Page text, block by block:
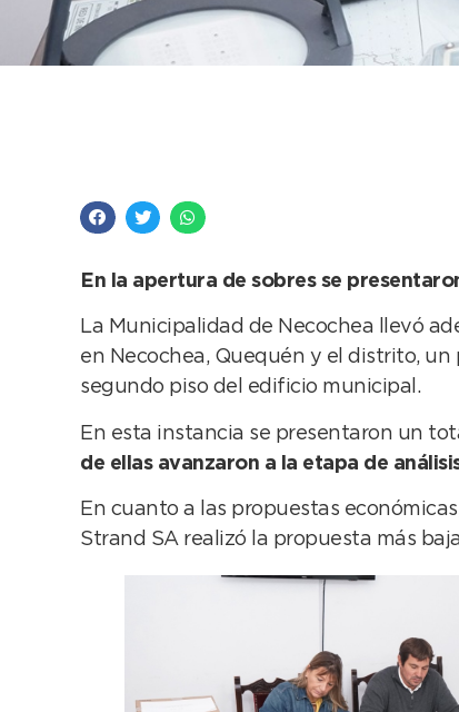
En la apertura de sobres se
La Municipalidad de Necochea llevó
en Necochea, Quequén y el distrito, un
segundo piso del edificio municipal.
En esta instancia se presentaron un
de ellas avanzaron a la etapa de
En cuanto a las propuestas
Strand SA realizó la propuesta más